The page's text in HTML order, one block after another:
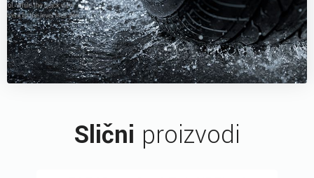
Slični proizvodi